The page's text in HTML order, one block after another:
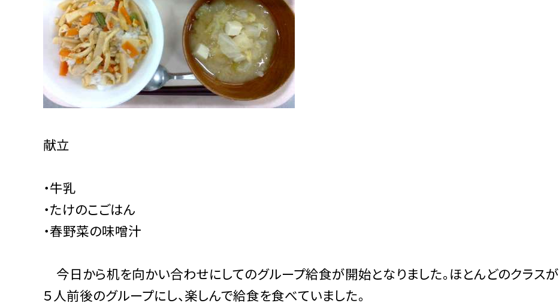
献立
・牛乳
・たけのこごはん
・春野菜の味噌汁
今日から机を向かい合わせにしてのグループ給食が開始となりました。ほとんどのクラスが
５人前後のグループにし、楽しんで給食を食べていました。